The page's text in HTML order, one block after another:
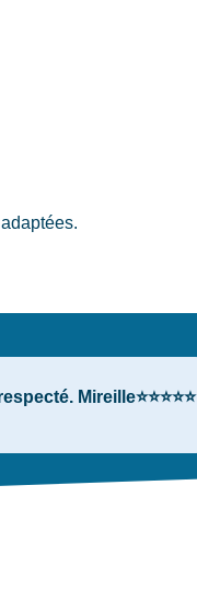
Mireille⭐⭐⭐⭐⭐